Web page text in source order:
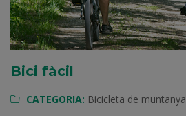
Bici fàcil
CATEGORIA: Bicicleta de muntanya